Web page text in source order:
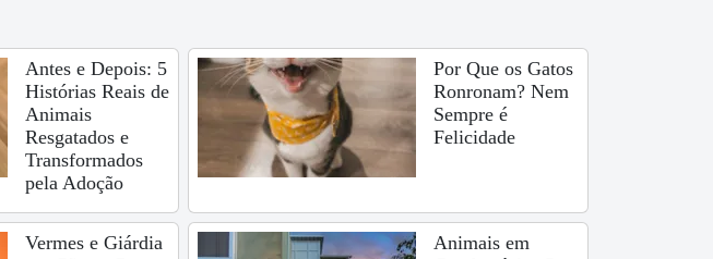
Antes e Depois: 5
Histórias Reais de
Animais
Resgatados e
Transformados
pela Adoção
Por Que os Gatos
Ronronam? Nem
Sempre é
Felicidade
Vermes e Giárdia
Animais em